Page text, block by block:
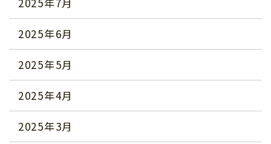
2025年6月
2025年5月
2025年4月
2025年3月